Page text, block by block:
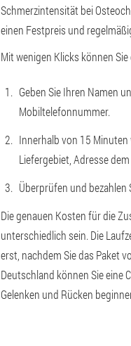
Schmerzintensität bei
einen Festpreis und
Mit wenigen Klicks können
Geben Sie Ihren Namen
Mobiltelefonnummer.
Innerhalb von 15
Liefergebiet, Adresse
Überprüfen und bezahlen
Die genauen Kosten für die
unterschiedlich sein. Die
erst, nachdem Sie das Paket
Deutschland können Sie eine
Gelenken und Rücken